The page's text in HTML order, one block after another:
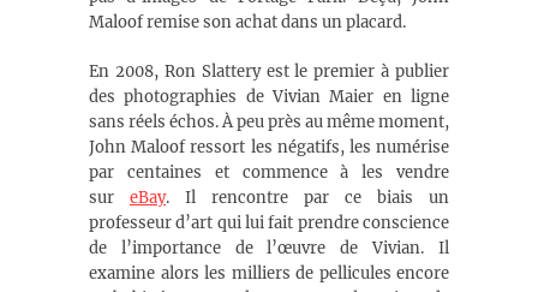
Maloof remise son achat dans un placard.
En 2008, Ron Slattery est le premier à publier
des photographies de Vivian Maier en ligne
sans réels échos. À peu près au même moment,
John Maloof ressort les négatifs, les numérise
par centaines et commence à les vendre
sur eBay. Il rencontre par ce biais un
professeur d’art qui lui fait prendre conscience
de l’importance de l’œuvre de Vivian. Il
examine alors les milliers de pellicules encore